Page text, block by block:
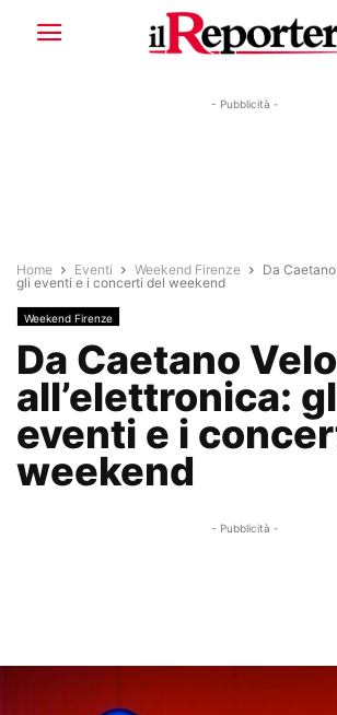
- Pubblicità -
Home Eventi Weekend Firenze
Da
gli eventi e i concerti del weekend
Weekend Firenze
Da Caetano
all’elettronica:
eventi e i
weekend
- Pubblicità -